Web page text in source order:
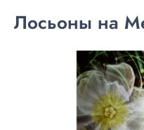
Лосьоны на